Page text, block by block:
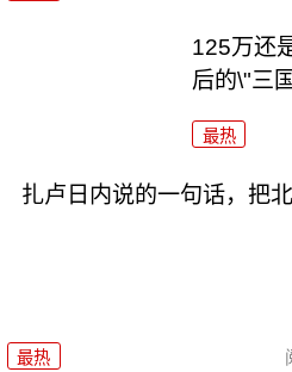
125万还
后的\"三
最热
扎卢日内说的一句话，把
最热